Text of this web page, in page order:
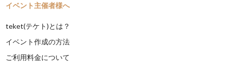
イベント主催者様へ
teket(テケト)とは？
イベント作成の方法
ご利用料金について